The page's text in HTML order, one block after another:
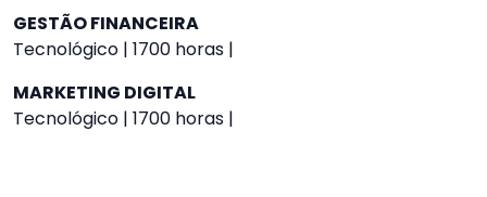
GESTÃO FINANCEIRA
Tecnológico | 1700 horas |
MARKETING DIGITAL
Tecnológico | 1700 horas |